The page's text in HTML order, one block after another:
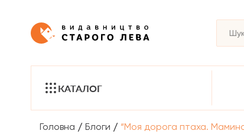
КАТАЛОГ
Головна / Блоги / “Моя дорога птаха.